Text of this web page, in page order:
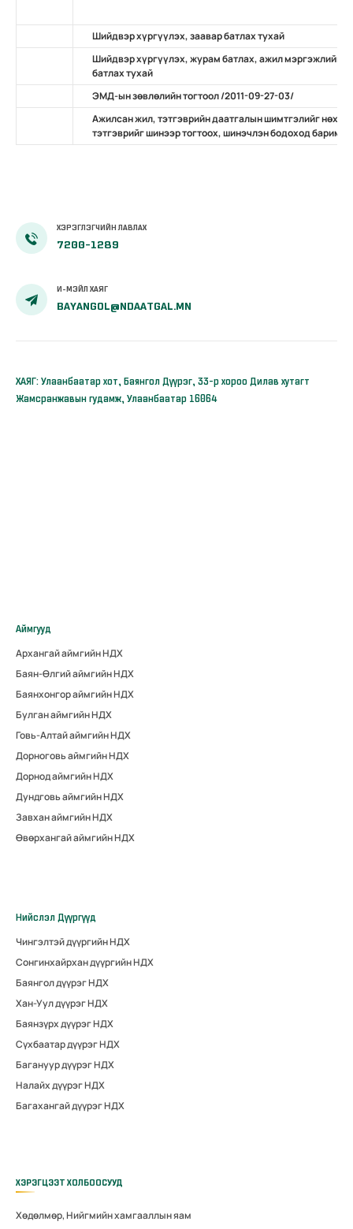
Шийдвэр хүргүүлэх, заавар батлах тухай
Шийдвэр хүргүүлэх, журам батлах, ажил мэргэжлийн
батлах тухай
ЭМД-ын зөвлөлийн тогтоол /2011-09-27-03/
Ажилсан жил, тэтгэврийн даатгалын шимтгэлийг нөхөн
тэтгэврийг шинээр тогтоох, шинэчлэн бодоход
ХЭРЭГЛЭГЧИЙН ЛАВЛАХ
7200-1289
И-МЭЙЛ ХАЯГ
BAYANGOL@NDAATGAL.MN
ХАЯГ: Улаанбаатар хот, Баянгол Дүүрэг, 33-р хороо Дилав хутагт
Жамсранжавын гудамж, Улаанбаатар 16064
Аймгууд
Архангай аймгийн НДХ
Баян-Өлгий аймгийн НДХ
Баянхонгор аймгийн НДХ
Булган аймгийн НДХ
Говь-Алтай аймгийн НДХ
Дорноговь аймгийн НДХ
Дорнод аймгийн НДХ
Дундговь аймгийн НДХ
Завхан аймгийн НДХ
Өвөрхангай аймгийн НДХ
Нийслэл Дүүргүүд
Чингэлтэй дүүргийн НДХ
Сонгинхайрхан дүүргийн НДХ
Баянгол дүүрэг НДХ
Хан-Уул дүүрэг НДХ
Баянзүрх дүүрэг НДХ
Сүхбаатар дүүрэг НДХ
Багануур дүүрэг НДХ
Налайх дүүрэг НДХ
Багахангай дүүрэг НДХ
ХЭРЭГЦЭЭТ ХОЛБООСУУД
Хөдөлмөр, Нийгмийн хамгааллын яам